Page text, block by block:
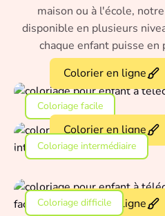
maison ou à l'école,
disponible en plusieurs
chaque enfant puisse
Colorier en ligne
Coloriage facile
Colorier en ligne
Coloriage intermédiaire
Colorier en ligne
Coloriage difficile